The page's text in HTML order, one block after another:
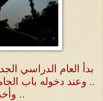
بدأ العام الدراسي
.. وعند دخوله باب
وأخذ يتساءل ..